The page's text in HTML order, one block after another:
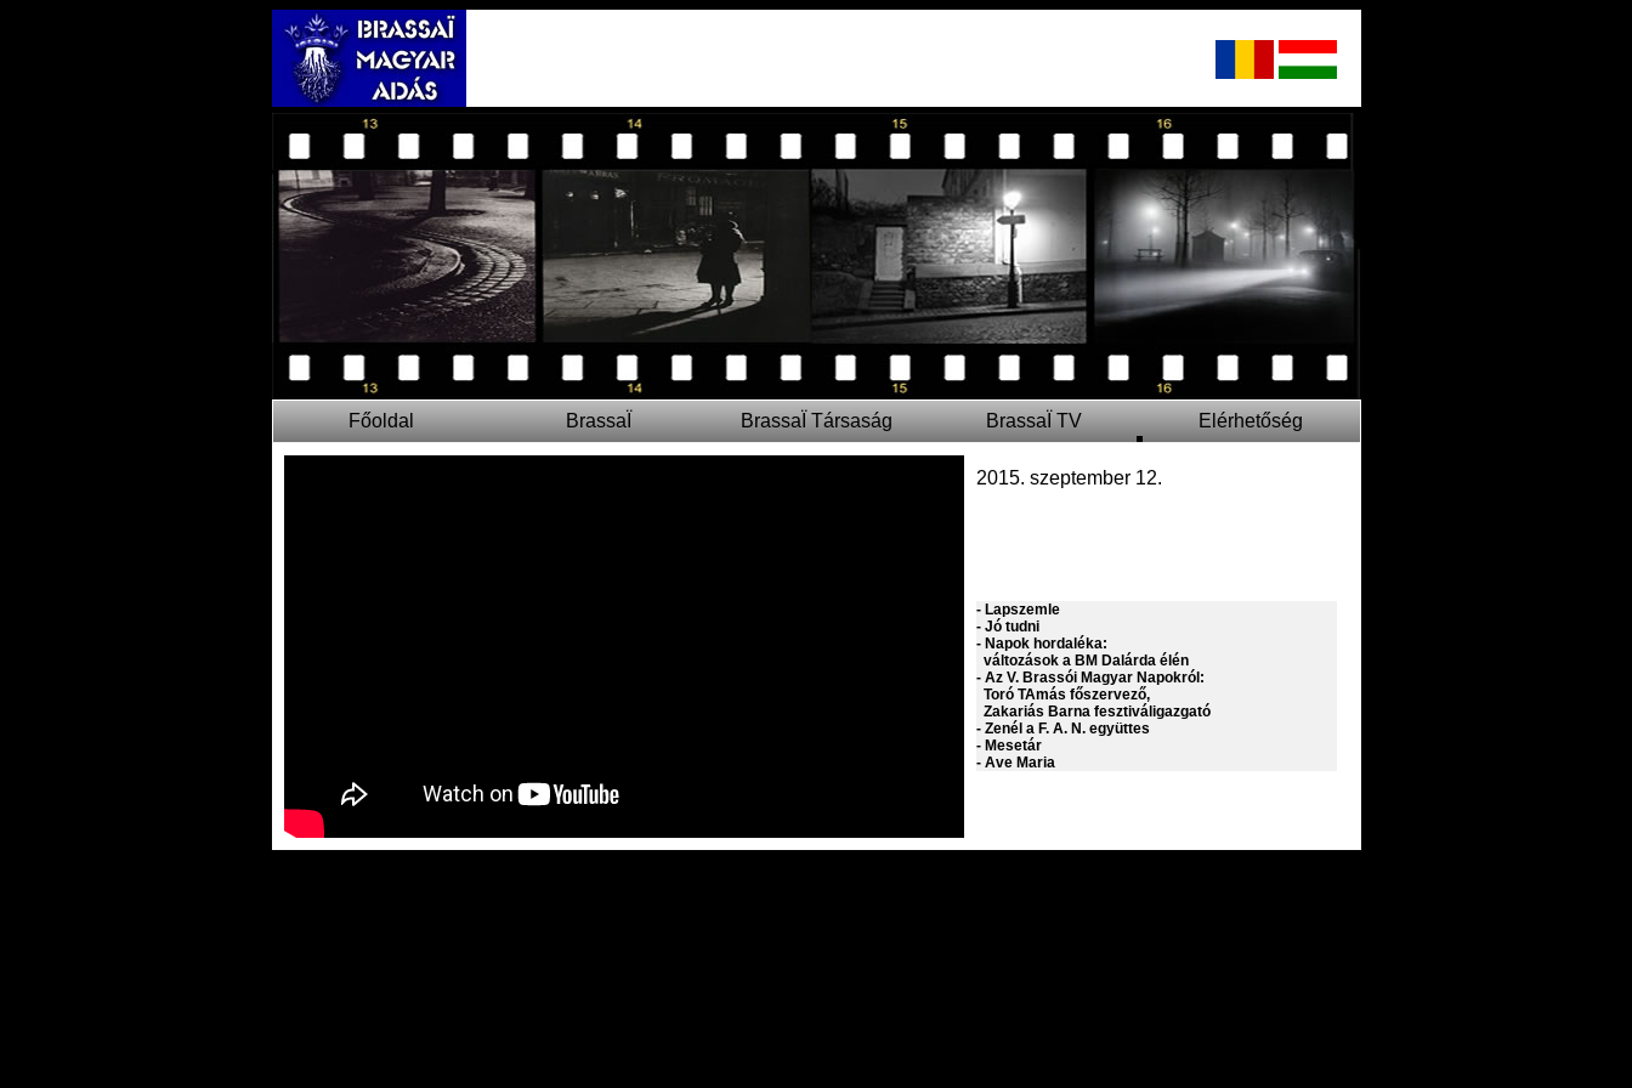
Főoldal BrassaÏ BrassaÏ Társaság BrassaÏ TV Elérhetőség
2015. szeptember 12.
- Lapszemle
- Jó tudni
- Napok hordaléka:
változások a BM Dalárda élén
- Az V. Brassói Magyar Napokról:
Toró TAmás főszervező,
Zakariás Barna fesztiváligazgató
- Zenél a F. A. N. együttes
- Mesetár
- Ave Maria